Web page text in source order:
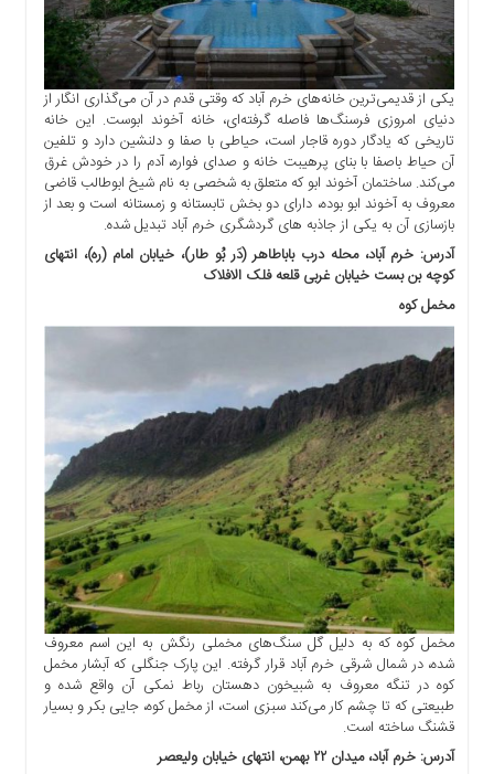
یکی از قدیمی‌ترین خانه‌های خرم آباد که وقتی قدم در آن می‌گذاری انگار از
دنیای امروزی فرسنگ‌ها فاصله گرفته‌ای، خانه آخوند ابوست. این خانه
تاریخی که یادگار دوره قاجار است، حیاطی با صفا و دلنشین دارد و تلفین
آن حیاط باصفا با بنای پرهیبت خانه و صدای فواره، آدم را در خودش غرق
می‌کند. ساختمان آخوند ابو که متعلق به شخصی به نام شیخ ابوطالب قاضی
معروف به آخوند ابو بوده، دارای دو بخش تابستانه و زمستانه است و بعد از
بازسازی آن به یکی از جاذبه های گردشگری خرم آباد تبدیل شده.
آدرس: خرم آباد، محله درب باباطاهر (دَر بُو طار)، خیابان امام (ره)، انتهای
کوچه بن بست خیابان غربی قلعه فلک الافلاک
مخمل کوه
مخمل کوه که به دلیل گل سنگ‌های مخملی رنگش به این اسم معروف
شده، در شمال شرقی خرم آباد قرار گرفته. این پارک جنگلی که آبشار مخمل
کوه در تنگه معروف به شبیخون دهستان رباط نمکی آن واقع شده و
طبیعتی که تا چشم کار می‌کند سبزی است، از مخمل کوه، جایی بکر و بسیار
قشنگ ساخته است.
آدرس: خرم آباد، میدان ۲۲ بهمن، انتهای خیابان ولیعصر